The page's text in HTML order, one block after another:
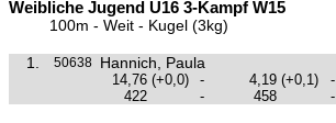
Weibliche Jugend U16 3-Kampf W15
100m - Weit - Kugel (3kg)
1. 50638 Hannich, Paula
14,76 (+0,0) - 4,19 (+0,1) -
422
- 458 -